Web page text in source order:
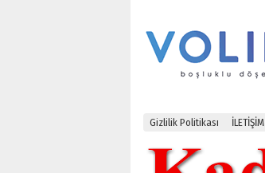
Gizlilik Politikası İLETİŞİM